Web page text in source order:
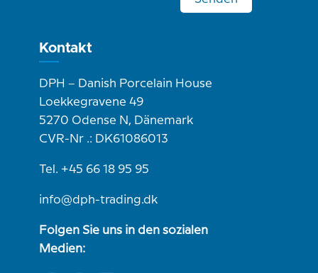
Kontakt
DPH – Danish Porcelain House
Loekkegravene 49
5270 Odense N, Dänemark
CVR-Nr .: DK61086013
Tel. +45 66 18 95 95
info@dph-trading.dk
Folgen Sie uns in den sozialen
Medien: